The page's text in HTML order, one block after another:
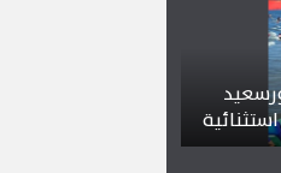
بمشروع سوق التصنيع